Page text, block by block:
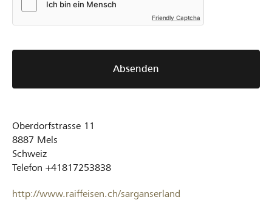
Friendly Captcha
Absenden
Oberdorfstrasse 11
8887 Mels
Schweiz
Telefon +41817253838
http://www.raiffeisen.ch/sarganserland